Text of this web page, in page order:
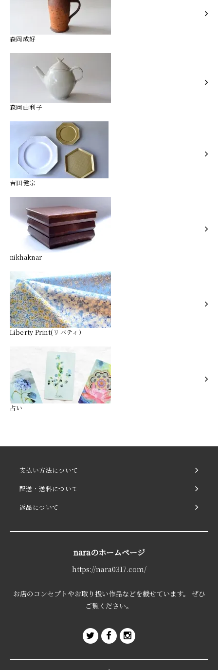
森岡成好
森岡由利子
吉田健宗
nikhaknar
Liberty Print(リバティ）
占い
支払い方法について
配送・送料について
返品について
naraのホームページ
https://nara0317.com/
お店のコンセプトやお取り扱い作品などを載せています。 ぜひ
ご覧ください。